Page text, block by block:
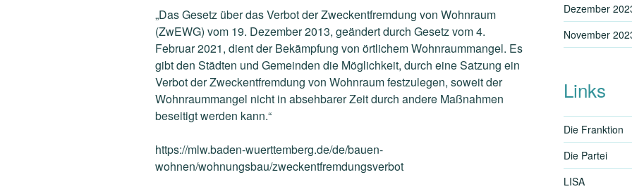
„Das Gesetz über das Verbot der Zweckentfremdung von Wohnraum
(ZwEWG) vom 19. Dezember 2013, geändert durch Gesetz vom 4.
Februar 2021, dient der Bekämpfung von örtlichem Wohnraummangel. Es
gibt den Städten und Gemeinden die Möglichkeit, durch eine Satzung ein
Verbot der Zweckentfremdung von Wohnraum festzulegen, soweit der
Wohnraummangel nicht in absehbarer Zeit durch andere Maßnahmen
beseitigt werden kann.“
https://mlw.baden-wuerttemberg.de/de/bauen-
wohnen/wohnungsbau/zweckentfremdungsverbot
Dezember
November
Links
Die Franktion
Die Partei
LISA